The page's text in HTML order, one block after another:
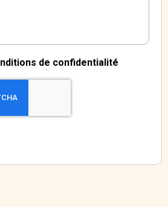
de confidentialité